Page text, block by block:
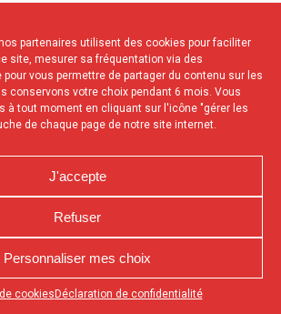
partenaires utilisent des cookies pour faciliter
site, mesurer sa fréquentation via des
vous permettre de partager du contenu sur les
conservons votre choix pendant 6 mois. Vous
à tout moment en cliquant sur l'icône "gérer les
de chaque page de notre site internet.
J'accepte
Refuser
Personnaliser mes choix
cookies Déclaration de confidentialité
partager en bas de votre